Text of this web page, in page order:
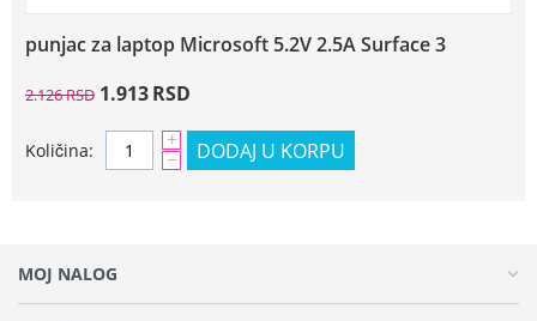
punjac za laptop Microsoft 5.2V 2.5A Surface 3
2.126RSD 1.913RSD
Količina: +
− DODAJ U KORPU
MOJ NALOG